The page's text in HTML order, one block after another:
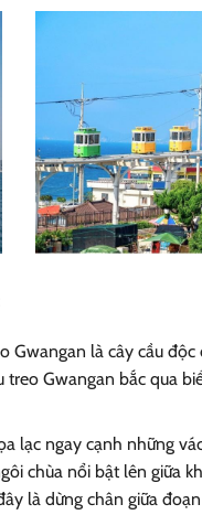
Gwangan là cây cầu
Gwangan bắc qua
lạc ngay cạnh những
chùa nổi bật lên giữa
là dừng chân giữa